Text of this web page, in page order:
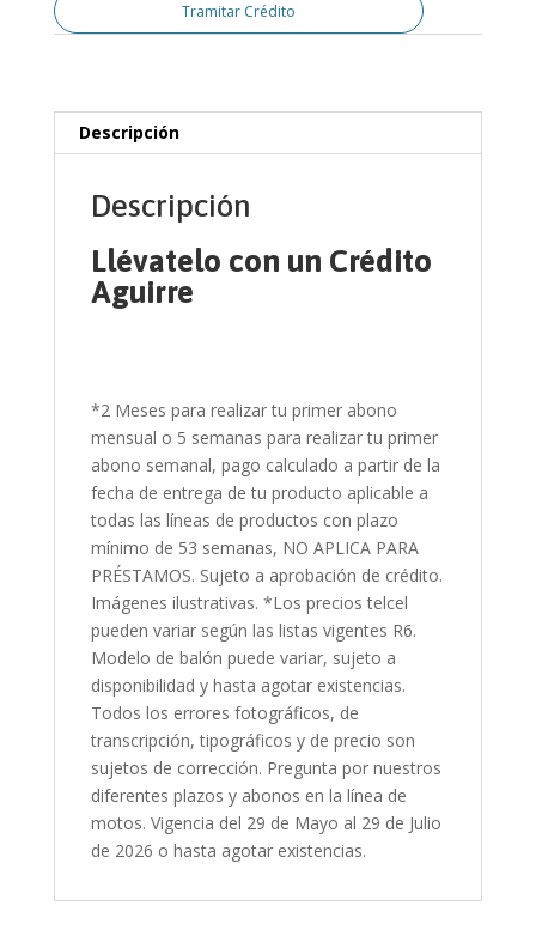
Tramitar Crédito
Descripción
Descripción
Llévatelo con un Crédito
Aguirre
*2 Meses para realizar tu primer abono
mensual o 5 semanas para realizar tu primer
abono semanal, pago calculado a partir de la
fecha de entrega de tu producto aplicable a
todas las líneas de productos con plazo
mínimo de 53 semanas, NO APLICA PARA
PRÉSTAMOS. Sujeto a aprobación de crédito.
Imágenes ilustrativas. *Los precios telcel
pueden variar según las listas vigentes R6.
Modelo de balón puede variar, sujeto a
disponibilidad y hasta agotar existencias.
Todos los errores fotográficos, de
transcripción, tipográficos y de precio son
sujetos de corrección. Pregunta por nuestros
diferentes plazos y abonos en la línea de
motos. Vigencia del 29 de Mayo al 29 de Julio
de 2026 o hasta agotar existencias.